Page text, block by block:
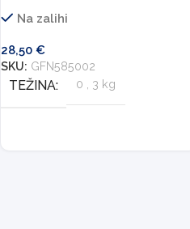
Na zalihi
28,50 €
SKU: GFN585002
TEŽINA 0 3 kg